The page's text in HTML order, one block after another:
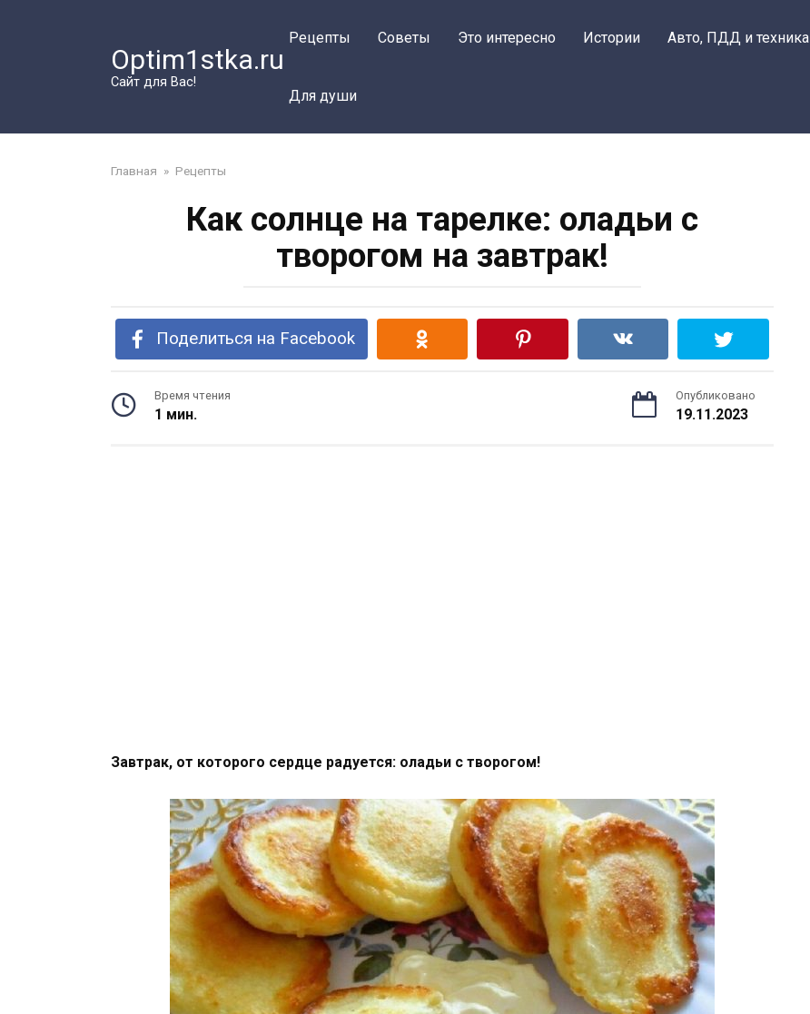
Optim1stka.ru
Сайт для Вас!
Рецепты Советы Это интересно Истории Авто, ПДД и техника
Для души
Главная » Рецепты
Как солнце на тарелке: оладьи с
творогом на завтрак!
Поделиться на Facebook
Время чтения
1 мин.
Опубликовано
19.11.2023
Завтрак, от которого сердце радуется: оладьи с творогом!